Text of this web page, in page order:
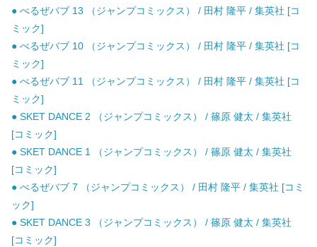
● べるぜバブ 13 （ジャンプコミックス） / 田村 隆平 / 集英社 [コ
ミック]
● べるぜバブ 10 （ジャンプコミックス） / 田村 隆平 / 集英社 [コ
ミック]
● べるぜバブ 11 （ジャンプコミックス） / 田村 隆平 / 集英社 [コ
ミック]
● SKET DANCE 2 （ジャンプコミックス） / 篠原 健太 / 集英社
[コミック]
● SKET DANCE 1 （ジャンプコミックス） / 篠原 健太 / 集英社
[コミック]
● べるぜバブ 7 （ジャンプコミックス） / 田村 隆平 / 集英社 [コミ
ック]
● SKET DANCE 3 （ジャンプコミックス） / 篠原 健太 / 集英社
[コミック]